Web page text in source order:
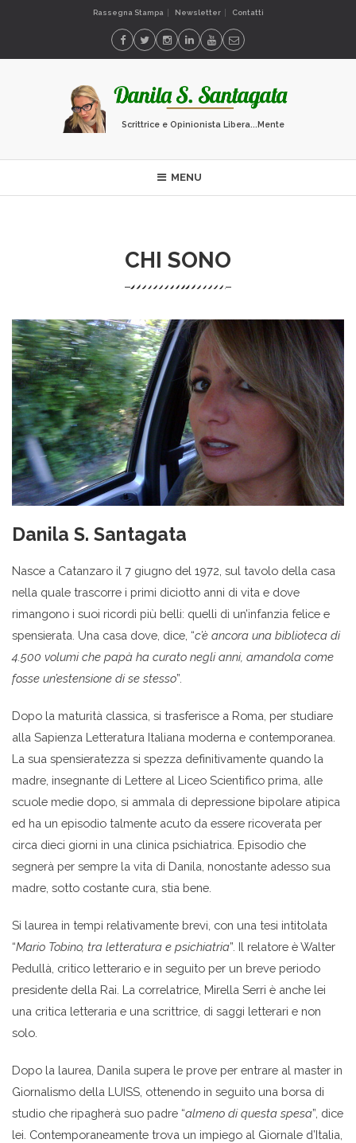
Rassegna Stampa Newsletter Contatti
Scrittrice e Opinionista Libera...Mente
MENU
CHI SONO
Danila S. Santagata
Nasce a Catanzaro il 7 giugno del 1972, sul tavolo della casa
nella quale trascorre i primi diciotto anni di vita e dove
rimangono i suoi ricordi più belli: quelli di un’infanzia felice e
spensierata. Una casa dove, dice, “c’è ancora una biblioteca di
4.500 volumi che papà ha curato negli anni, amandola come
fosse un’estensione di se stesso”.
Dopo la maturità classica, si trasferisce a Roma, per studiare
alla Sapienza Letteratura Italiana moderna e contemporanea.
La sua spensieratezza si spezza definitivamente quando la
madre, insegnante di Lettere al Liceo Scientifico prima, alle
scuole medie dopo, si ammala di depressione bipolare atipica
ed ha un episodio talmente acuto da essere ricoverata per
circa dieci giorni in una clinica psichiatrica. Episodio che
segnerà per sempre la vita di Danila, nonostante adesso sua
madre, sotto costante cura, stia bene.
Si laurea in tempi relativamente brevi, con una tesi intitolata
“Mario Tobino, tra letteratura e psichiatria”. Il relatore è Walter
Pedullà, critico letterario e in seguito per un breve periodo
presidente della Rai. La correlatrice, Mirella Serri è anche lei
una critica letteraria e una scrittrice, di saggi letterari e non
solo.
Dopo la laurea, Danila supera le prove per entrare al master in
Giornalismo della LUISS, ottenendo in seguito una borsa di
studio che ripagherà suo padre “almeno di questa spesa”, dice
lei. Contemporaneamente trova un impiego al Giornale d’Italia,